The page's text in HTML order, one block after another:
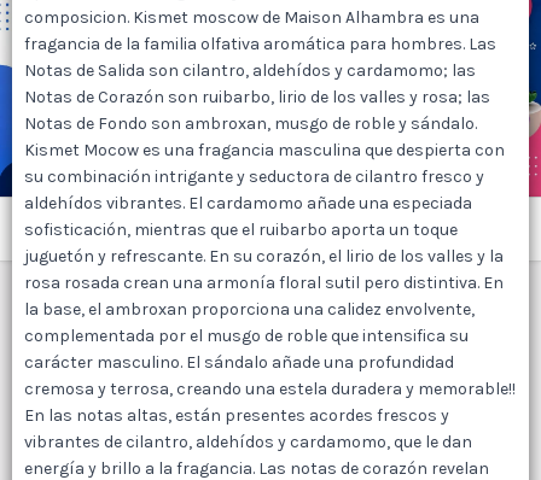
composicion. Kismet moscow de Maison Alhambra es una
fragancia de la familia olfativa aromática para hombres. Las
Notas de Salida son cilantro, aldehídos y cardamomo; las
Notas de Corazón son ruibarbo, lirio de los valles y rosa; las
Notas de Fondo son ambroxan, musgo de roble y sándalo.
Kismet Mocow es una fragancia masculina que despierta con
su combinación intrigante y seductora de cilantro fresco y
aldehídos vibrantes. El cardamomo añade una especiada
sofisticación, mientras que el ruibarbo aporta un toque
juguetón y refrescante. En su corazón, el lirio de los valles y la
rosa rosada crean una armonía floral sutil pero distintiva. En
la base, el ambroxan proporciona una calidez envolvente,
complementada por el musgo de roble que intensifica su
carácter masculino. El sándalo añade una profundidad
cremosa y terrosa, creando una estela duradera y memorable!!
En las notas altas, están presentes acordes frescos y
vibrantes de cilantro, aldehídos y cardamomo, que le dan
energía y brillo a la fragancia. Las notas de corazón revelan
CANAL MAYORISTA
CONTACTO
Menú
Lista vacía